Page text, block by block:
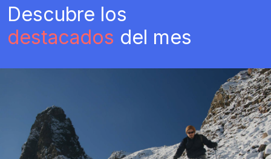
Descubre los
destacados del mes